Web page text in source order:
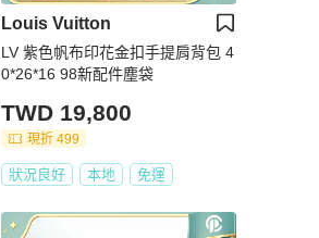
Louis Vuitton
LV 紫色帆布印花金扣手提肩背包 4
0*26*16 98新配件塵袋
TWD 19,800
現折 499
狀況良好 本地 免運